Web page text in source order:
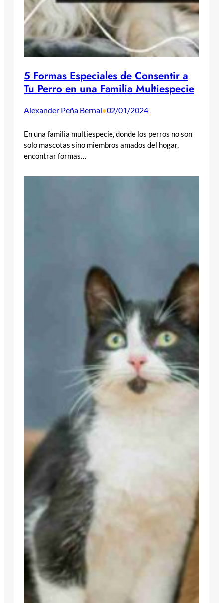
5 Formas Especiales de Consentir a
Tu Perro en una Familia Multiespecie
Alexander Peña Bernal•02/01/2024
En una familia multiespecie, donde los perros no son
solo mascotas sino miembros amados del hogar,
encontrar formas…